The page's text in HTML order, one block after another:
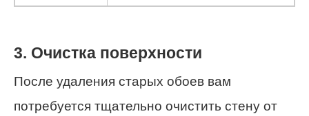
3. Очистка поверхности
После удаления старых обоев вам
потребуется тщательно очистить стену от